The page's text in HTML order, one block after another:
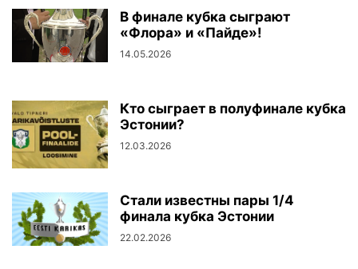
В финале кубка сыграют
«Флора» и «Пайде»!
14.05.2026
Кто сыграет в полуфинале кубка
Эстонии?
12.03.2026
Стали известны пары 1/4
финала кубка Эстонии
22.02.2026